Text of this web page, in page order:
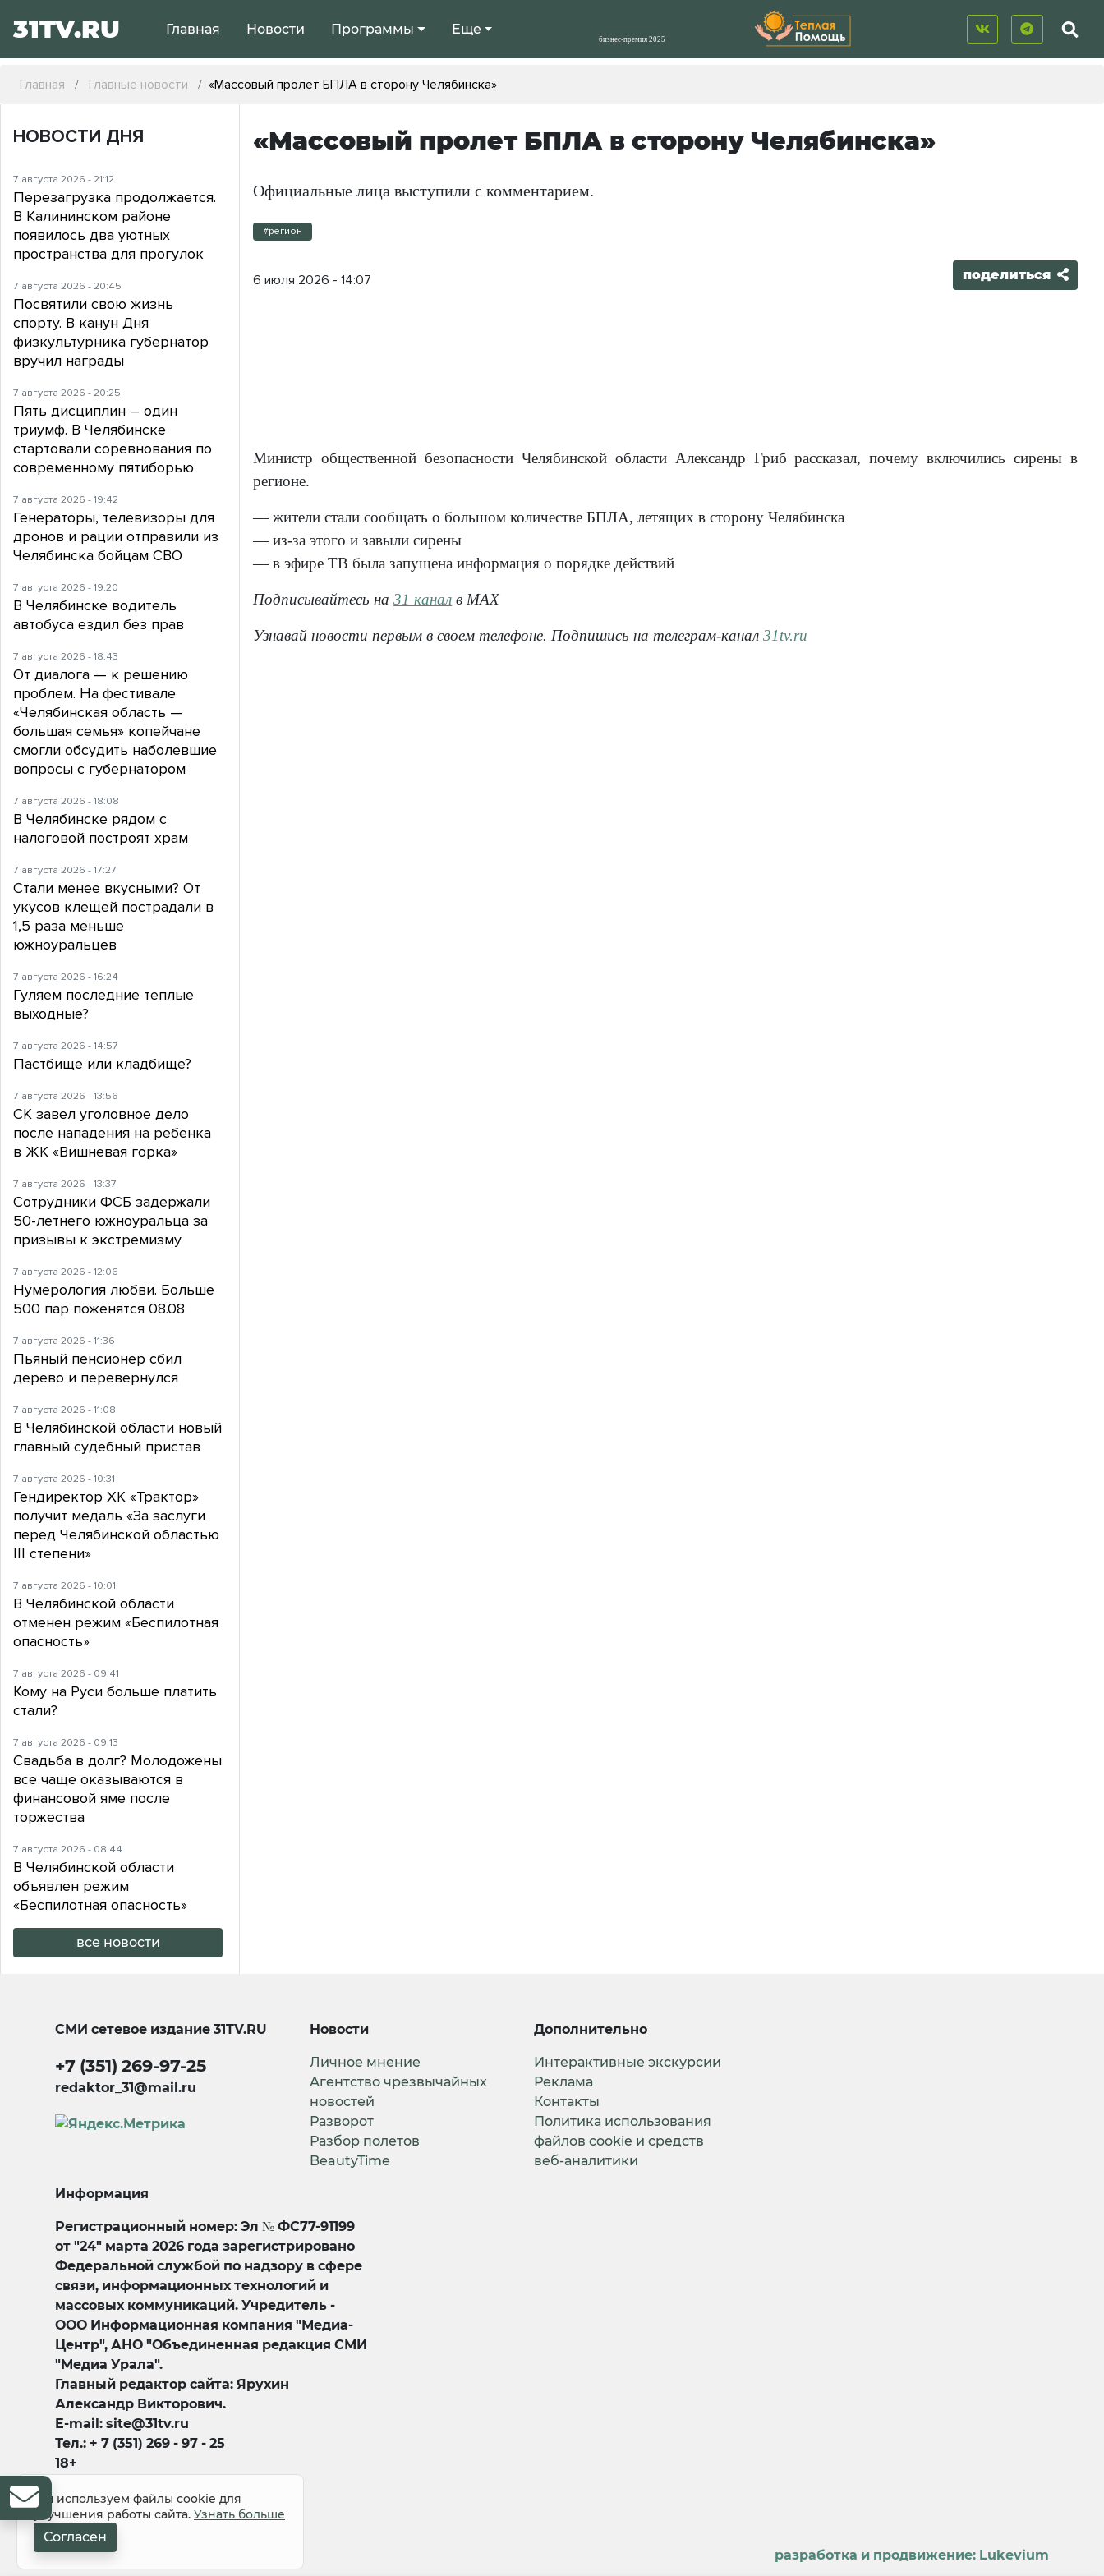
31TV.RU Главная Новости Программы Еще
Главная Главные новости «Массовый пролет БПЛА в сторону Челябинска»
«Массовый пролет БПЛА в сторону Челябинска»
Официальные лица выступили с комментарием.
#регион
6 июля 2026 - 14:07 поделиться
Министр общественной безопасности Челябинской области Александр Гриб рассказал, почему включились сирены в
регионе.
— жители стали сообщать о большом количестве БПЛА, летящих в сторону Челябинска
— из-за этого и завыли сирены
— в эфире ТВ была запущена информация о порядке действий
Подписывайтесь на31 канал в МАХ
Узнавай новости первым в своем телефоне. Подпишись на телеграм-канал31tv.ru
НОВОСТИ ДНЯ
7 августа 2026 - 21:12
Перезагрузка продолжается.
В Калининском районе
появилось два уютных
пространства для прогулок
7 августа 2026 - 20:45
Посвятили свою жизнь
спорту. В канун Дня
физкультурника губернатор
вручил награды
7 августа 2026 - 20:25
Пять дисциплин – один
триумф. В Челябинске
стартовали соревнования по
современному пятиборью
7 августа 2026 - 19:42
Генераторы, телевизоры для
дронов и рации отправили из
Челябинска бойцам СВО
7 августа 2026 - 19:20
В Челябинске водитель
автобуса ездил без прав
7 августа 2026 - 18:43
От диалога — к решению
проблем. На фестивале
«Челябинская область —
большая семья» копейчане
смогли обсудить наболевшие
вопросы с губернатором
7 августа 2026 - 18:08
В Челябинске рядом с
налоговой построят храм
7 августа 2026 - 17:27
Стали менее вкусными? От
укусов клещей пострадали в
1,5 раза меньше
южноуральцев
7 августа 2026 - 16:24
Гуляем последние теплые
выходные?
7 августа 2026 - 14:57
Пастбище или кладбище?
7 августа 2026 - 13:56
СК завел уголовное дело
после нападения на ребенка
в ЖК «Вишневая горка»
7 августа 2026 - 13:37
Сотрудники ФСБ задержали
50-летнего южноуральца за
призывы к экстремизму
7 августа 2026 - 12:06
Нумерология любви. Больше
500 пар поженятся 08.08
7 августа 2026 - 11:36
Пьяный пенсионер сбил
дерево и перевернулся
7 августа 2026 - 11:08
В Челябинской области новый
главный судебный пристав
7 августа 2026 - 10:31
Гендиректор ХК «Трактор»
получит медаль «За заслуги
перед Челябинской областью
III степени»
7 августа 2026 - 10:01
В Челябинской области
отменен режим «Беспилотная
опасность»
7 августа 2026 - 09:41
Кому на Руси больше платить
стали?
7 августа 2026 - 09:13
Свадьба в долг? Молодожены
все чаще оказываются в
финансовой яме после
торжества
7 августа 2026 - 08:44
В Челябинской области
объявлен режим
«Беспилотная опасность»
все новости
СМИ сетевое издание31TV.RU
+7 (351) 269-97-25
redaktor_31@mail.ru
Новости
Личное мнение
Агентство чрезвычайных
новостей
Разворот
Разбор полетов
BeautyTime
Дополнительно
Интерактивные экскурсии
Реклама
Контакты
Политика использования
файлов cookie и средств
веб-аналитики
Информация
Регистрационный номер: Эл № ФС77-91199
от "24" марта 2026 года зарегистрировано
Федеральной службой по надзору в сфере
связи, информационных технологий и
массовых коммуникаций. Учредитель -
ООО Информационная компания "Медиа-
Центр", АНО "Объединенная редакция СМИ
"Медиа Урала".
Главный редактор сайта: Ярухин
Александр Викторович.
E-mail: site@31tv.ru
Тел.: + 7 (351) 269 - 97 - 25
18+
© 2008-2026 Все права защищены разработка и продвижение: Lukevium
Мы используем файлы cookie для
улучшения работы сайта. Узнать больше
Согласен